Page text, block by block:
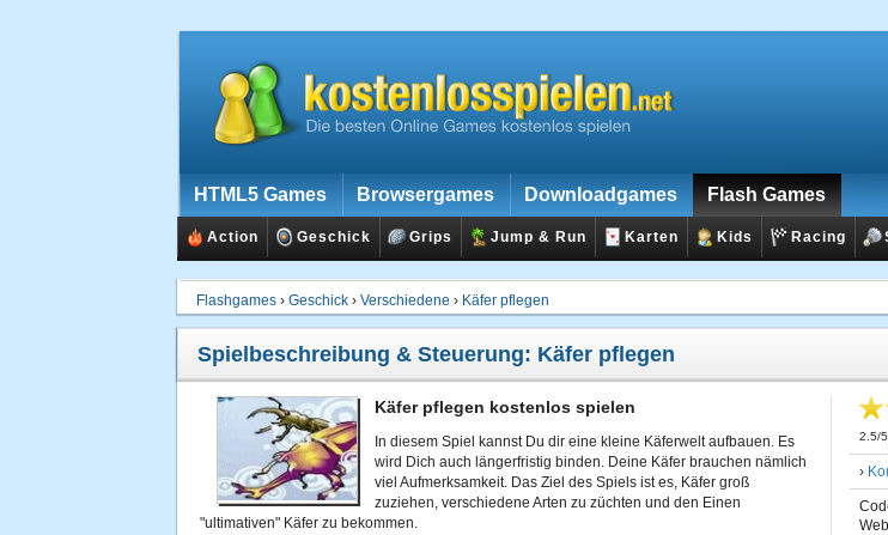
HTML5 Games Browsergames Downloadgames Flash Games
Action Geschick Grips Jump & Run Karten Kids Racing
Flashgames › Geschick › Verschiedene › Käfer pflegen
Spielbeschreibung & Steuerung: Käfer pflegen
Käfer pflegen kostenlos spielen
In diesem Spiel kannst Du dir eine kleine Käferwelt aufbauen. Es
wird Dich auch längerfristig binden. Deine Käfer brauchen nämlich
viel Aufmerksamkeit. Das Ziel des Spiels ist es, Käfer groß
zuziehen, verschiedene Arten zu züchten und den Einen
"ultimativen" Käfer zu bekommen.
2.5/5
›